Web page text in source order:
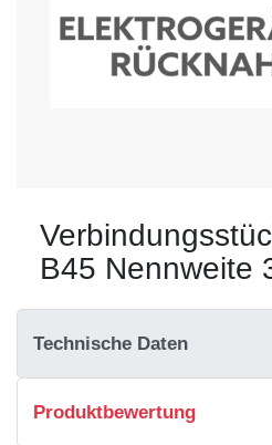
B45 Nennweite
Technische Daten
Produktbewertung